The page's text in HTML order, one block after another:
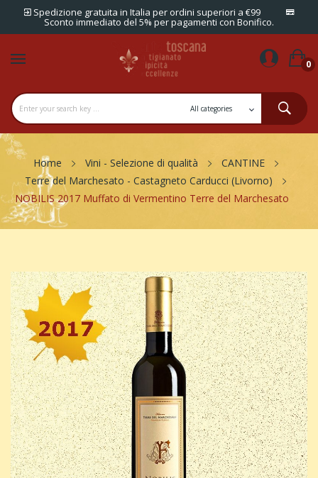
Spedizione gratuita in Italia per ordini superiori a €99
Sconto immediato del 5% per pagamenti con Bonifico.
0
Home Vini - Selezione di qualità
CANTINE
Terre del Marchesato - Castagneto Carducci (Livorno)
NOBILIS 2017 Muffato di Vermentino Terre del Marchesato